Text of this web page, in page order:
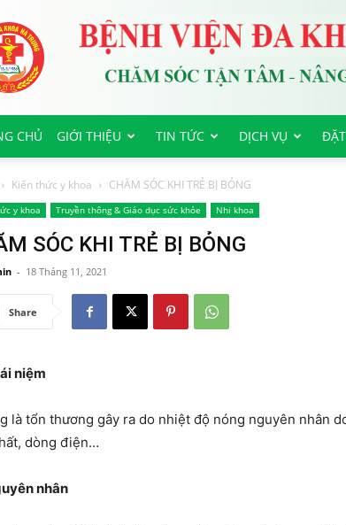
Bệnh
viện
Đa
Khoa
Trung
CHỦ
GIỚI THIỆU TIN TỨC DỊCH VỤ
Kiến thức y khoa CHĂM SÓC KHI TRẺ BỊ BỎNG
y khoa Truyền thông & Giáo dục sức khỏe Nhi khoa
SÓC KHI TRẺ BỊ BỎNG
- 18 Tháng 11, 2021
Share
niệm
là tổn thương gây ra do nhiệt độ nóng nguyên nhân
dòng điện…
nhân